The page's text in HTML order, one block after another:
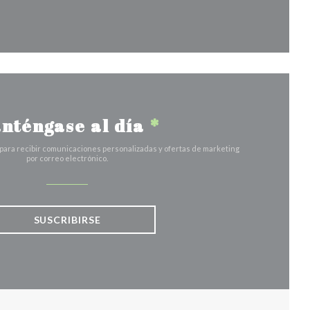
ventana))
al día *
recibir comunicaciones personalizadas y ofertas de marketing
por correo electrónico.
SUSCRIBIRSE